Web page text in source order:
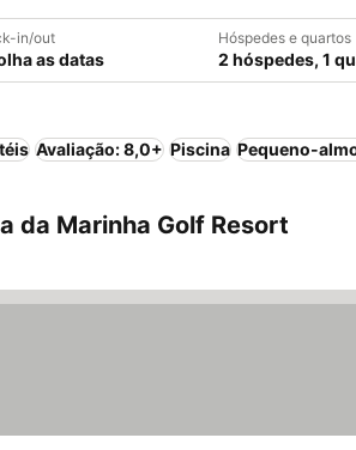
in/out
as datas
Hóspedes e quartos
2 hóspedes, 1
Avaliação: 8,0+ Piscina Pequeno-
da Marinha Golf Resort